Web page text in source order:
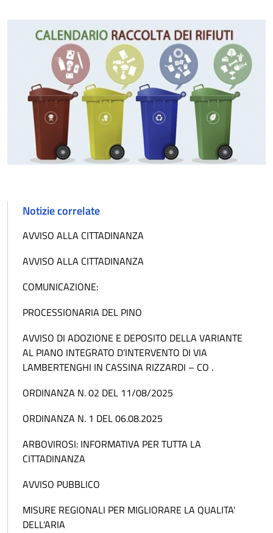
Notizie correlate
AVVISO ALLA CITTADINANZA
AVVISO ALLA CITTADINANZA
COMUNICAZIONE:
PROCESSIONARIA DEL PINO
AVVISO DI ADOZIONE E DEPOSITO DELLA VARIANTE
AL PIANO INTEGRATO D’INTERVENTO DI VIA
LAMBERTENGHI IN CASSINA RIZZARDI – CO .
ORDINANZA N. 02 DEL 11/08/2025
ORDINANZA N. 1 DEL 06.08.2025
ARBOVIROSI: INFORMATIVA PER TUTTA LA
CITTADINANZA
AVVISO PUBBLICO
MISURE REGIONALI PER MIGLIORARE LA QUALITA'
DELL'ARIA